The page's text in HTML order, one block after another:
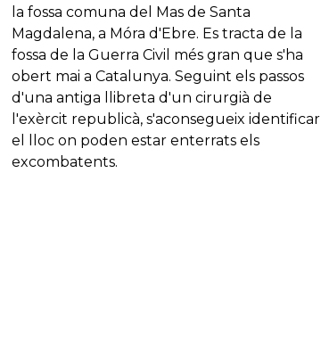
la fossa comuna del Mas de Santa
Magdalena, a Móra d'Ebre. Es tracta de la
fossa de la Guerra Civil més gran que s'ha
obert mai a Catalunya. Seguint els passos
d'una antiga llibreta d'un cirurgià de
l'exèrcit republicà, s'aconsegueix identificar
el lloc on poden estar enterrats els
excombatents.